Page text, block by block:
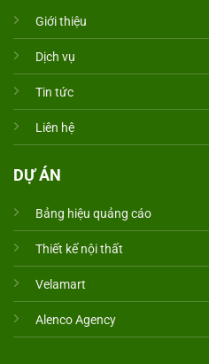
Giới thiệu
Dịch vụ
Tin tức
Liên hệ
DỰ ÁN
Bảng hiệu quảng cáo
Thiết kế nội thất
Velamart
Alenco Agency